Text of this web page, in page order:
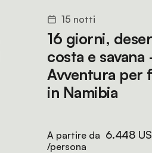
15 notti
16 giorni,
costa e savana
Avventura per
in Namibia
A partire da 6.448
/persona